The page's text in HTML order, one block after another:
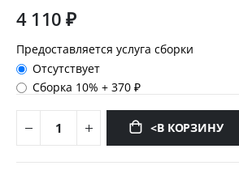
4 110 ₽
Предоставляется услуга сборки
Отсутствует
Сборка 10%+370 ₽
<В КОРЗИНУ